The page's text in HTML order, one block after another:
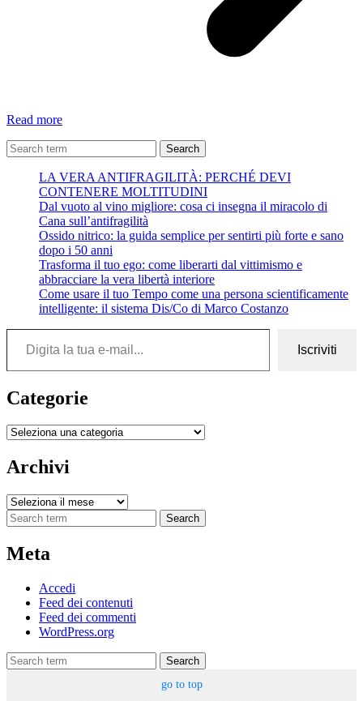
Read moreL’unico
che
per
amarti
–
poesia
di
Nigredo
Search
LA VERA ANTIFRAGILITÀ: PERCHÉ DEVI
CONTENERE MOLTITUDINI
Dal vuoto al vino migliore: cosa ci insegna il miracolo di
Cana sull’antifragilità
Ossido nitrico: la guida semplice per sentirti più forte e sano
dopo i 50 anni
Trasforma il tuo ego: come liberarti dal vittimismo e
abbracciare la vera libertà interiore
Come usare il tuo Tempo come una persona scientificamente
intelligente: il sistema Dis/Co di Marco Costanzo
Digita la tua e-mail...
Iscriviti
Categorie
Categorie
Archivi
Archivi
Search
Meta
Accedi
Feed dei contenuti
Feed dei commenti
WordPress.org
Search
go to top